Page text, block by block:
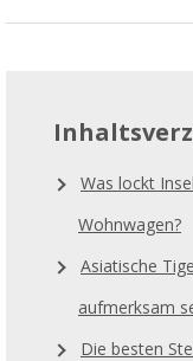
Was lockt
Wohnwagen?
Asiatische
aufmerksam
Die besten